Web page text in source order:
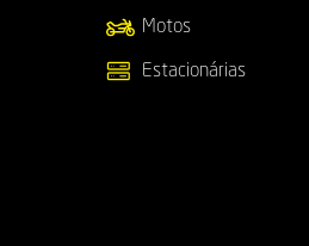
Motos
Estacionárias